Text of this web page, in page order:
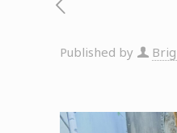
Published by